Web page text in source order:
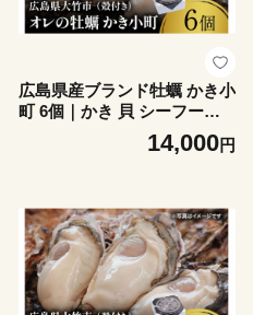
広島県産ブランド牡蠣 かき小
町 6個｜かき 貝 シーフード
オイスター 海鮮 魚介類 濃厚
海の幸 貝類 おおたけカキ 特
14,000円